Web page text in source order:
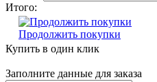
Итого:
Продолжить покупки
Купить в один клик
Заполните данные для заказа